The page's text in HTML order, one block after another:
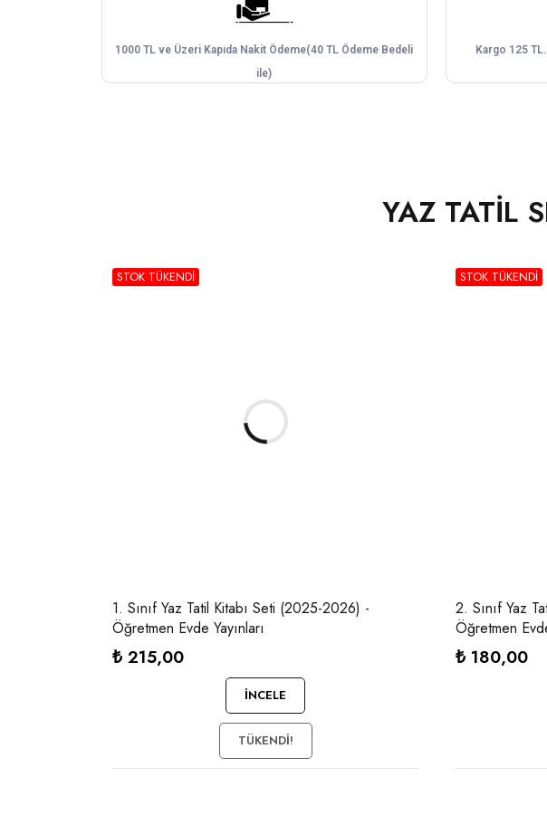
1000 TL ve Üzeri Kapıda Nakit Ödeme(40 TL Ödeme Bedeli
ile)
Kargo 125
YAZ TATİL
STOK TÜKENDI
1. Sınıf Yaz Tatil Kitabı Seti (2025-2026) -
Öğretmen Evde Yayınları
₺ 215,00
İNCELE
TÜKENDI!
STOK TÜKENDI
2. Sınıf Yaz
Öğretmen
₺180,00